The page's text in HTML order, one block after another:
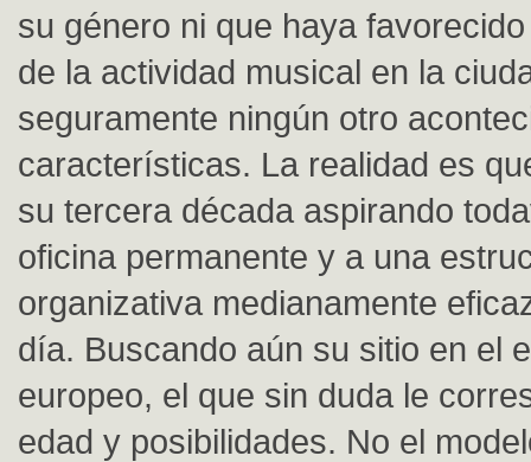
su género ni que haya
de la actividad musical en la
seguramente ningún otro
características. La realidad es
su tercera década aspirando
oficina permanente y a una
organizativa medianamente
día. Buscando aún su sitio en el
europeo, el que sin duda le
edad y posibilidades. No el